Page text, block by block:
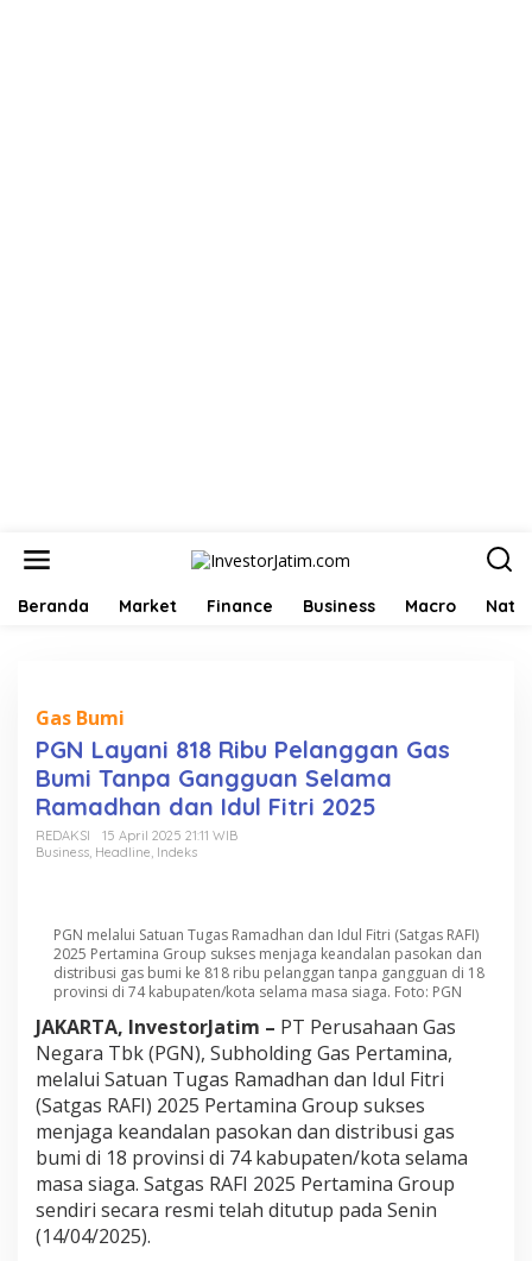
Beranda Market Finance Business Macro
Gas Bumi
PGN Layani 818 Ribu Pelanggan Gas
Bumi Tanpa Gangguan Selama
Ramadhan dan Idul Fitri 2025
REDAKSI
15 April 2025 21:11 WIB
Business, Headline, Indeks
PGN melalui Satuan Tugas Ramadhan dan Idul Fitri (Satgas RAFI)
2025 Pertamina Group sukses menjaga keandalan pasokan dan
distribusi gas bumi ke 818 ribu pelanggan tanpa gangguan di 18
provinsi di 74 kabupaten/kota selama masa siaga. Foto: PGN
JAKARTA, InvestorJatim – PT Perusahaan Gas
Negara Tbk (PGN), Subholding Gas Pertamina,
melalui Satuan Tugas Ramadhan dan Idul Fitri
(Satgas RAFI) 2025 Pertamina Group sukses
menjaga keandalan pasokan dan distribusi gas
bumi di 18 provinsi di 74 kabupaten/kota selama
masa siaga. Satgas RAFI 2025 Pertamina Group
sendiri secara resmi telah ditutup pada Senin
(14/04/2025).